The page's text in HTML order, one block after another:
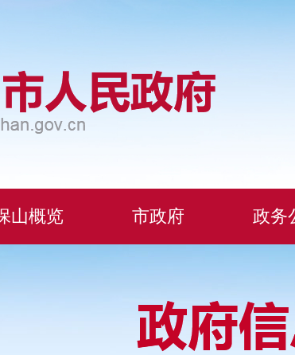
山概览 市政府 政务